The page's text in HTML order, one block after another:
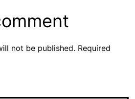
not be published. Required